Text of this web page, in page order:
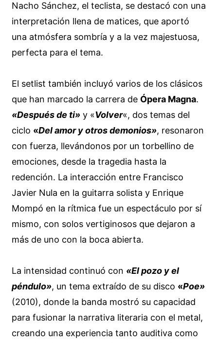
Nacho Sánchez, el teclista, se destacó con una
interpretación llena de matices, que aportó
una atmósfera sombría y a la vez majestuosa,
perfecta para el tema.
El setlist también incluyó varios de los clásicos
que han marcado la carrera de Ópera Magna.
«Después de ti» y «Volver«, dos temas del
ciclo «Del amor y otros demonios», resonaron
con fuerza, llevándonos por un torbellino de
emociones, desde la tragedia hasta la
redención. La interacción entre Francisco
Javier Nula en la guitarra solista y Enrique
Mompó en la rítmica fue un espectáculo por sí
mismo, con solos vertiginosos que dejaron a
más de uno con la boca abierta.
La intensidad continuó con «El pozo y el
péndulo», un tema extraído de su disco «Poe»
(2010), donde la banda mostró su capacidad
para fusionar la narrativa literaria con el metal,
creando una experiencia tanto auditiva como